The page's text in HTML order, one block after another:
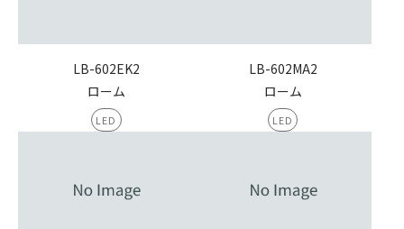
LB-602EK2
ローム
LED
LB-602MA2
ローム
LED